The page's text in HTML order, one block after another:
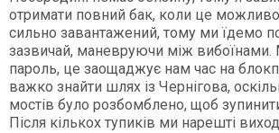
отримати повний бак, коли це
сильно завантажений, тому ми їдемо
зазвичай, маневруючи між вибоїнами.
пароль, це заощаджує нам час на
важко знайти шлях із Чернігова,
мостів було розбомблено, щоб
Після кількох тупиків ми нарешті